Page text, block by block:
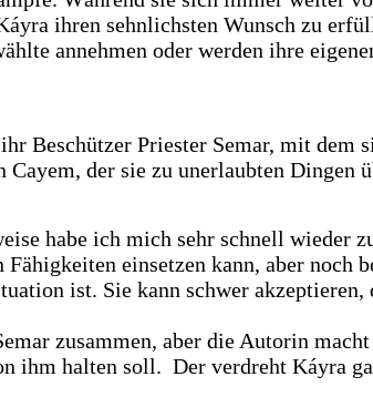
ihren sehnlichsten Wunsch zu
annehmen oder werden ihre
Beschützer Priester Semar, mit dem
der sie zu unerlaubten Dingen
habe ich mich sehr schnell wieder
einsetzen kann, aber
ist. Sie kann schwer
zusammen, aber die Autorin
ihm halten soll. Der verdreht Káyra